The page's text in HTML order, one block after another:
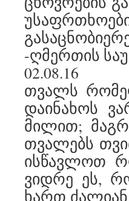
-ღმერთის
02.08.16
თვალს
დაინახოს
მილით;
თვალებს
ისწავლოთ
ვიდრე ეს,
ხართ ძალიან